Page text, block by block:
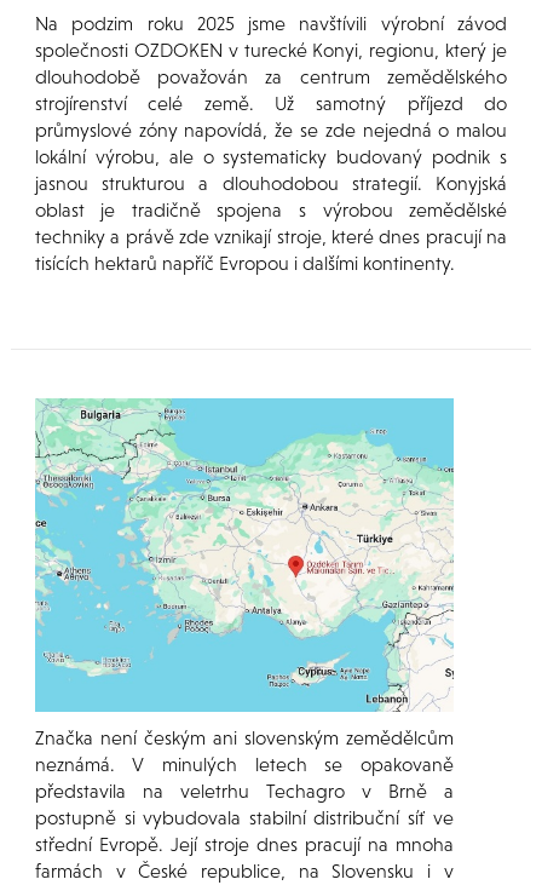
Na podzim roku 2025 jsme navštívili výrobní závod
společnosti OZDOKEN v turecké Konyi, regionu, který je
dlouhodobě považován za centrum zemědělského
strojírenství celé země. Už samotný příjezd do
průmyslové zóny napovídá, že se zde nejedná o malou
lokální výrobu, ale o systematicky budovaný podnik s
jasnou strukturou a dlouhodobou strategií. Konyjská
oblast je tradičně spojena s výrobou zemědělské
techniky a právě zde vznikají stroje, které dnes pracují na
tisících hektarů napříč Evropou i dalšími kontinenty.
Značka není českým ani slovenským zemědělcům
neznámá. V minulých letech se opakovaně
představila na veletrhu Techagro v Brně a
postupně si vybudovala stabilní distribuční síť ve
střední Evropě. Její stroje dnes pracují na mnoha
farmách v České republice, na Slovensku i v